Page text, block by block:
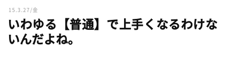
15.3.27/金
いわゆる【普通】で上手くなるわけな
いんだよね。